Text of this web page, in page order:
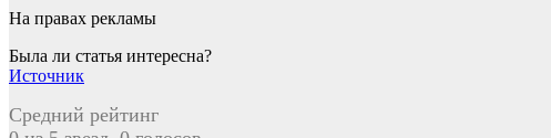
На правах рекламы
Была ли статья интересна?
Источник
Средний рейтинг